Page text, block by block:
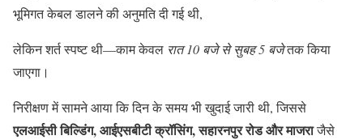
भूमिगत केबल डालने की अनुमति दी गई थी,
लेकिन शर्त स्पष्ट थी—काम केवल रात 10 बजे से सुबह 5 बजेतक किया
जाएगा।
निरीक्षण में सामने आया कि दिन के समय भी खुदाई जारी थी, जिससे
एलआईसी बिल्डिंग, आईएसबीटी क्रॉसिंग, सहारनपुर रोड और माजराजैसे